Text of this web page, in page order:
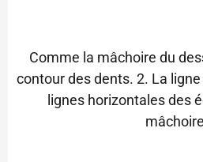
Comme la mâchoire du
contour des dents. 2. La
lignes horizontales des